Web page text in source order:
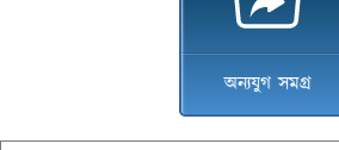
অন্যযুগ সমগ্ৰ